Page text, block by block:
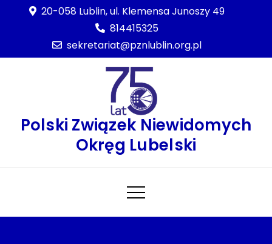
20-058 Lublin, ul. Klemensa Junoszy 49
814415325
sekretariat@pznlublin.org.pl
Polski Związek Niewidomych
Okręg Lubelski